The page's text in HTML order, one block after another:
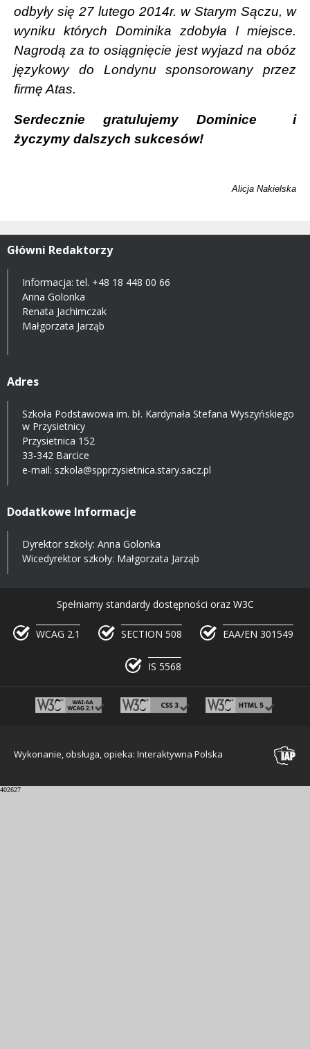
odbyły się 27 lutego 2014r. w Starym Sączu, w
wyniku których Dominika zdobyła I miejsce.
Nagrodą za to osiągnięcie jest wyjazd na obóz
językowy do Londynu sponsorowany przez
firmę Atas.
Serdecznie gratulujemy Dominice
i
życzymy dalszych sukcesów!
Alicja Nakielska
Główni Redaktorzy
Informacja: tel. +48 18 448 00 66
Anna Golonka
Renata Jachimczak
Małgorzata Jarząb
Adres
Szkoła Podstawowa im. bł. Kardynała Stefana Wyszyńskiego
w Przysietnicy
Przysietnica 152
33-342 Barcice
e-mail: szkola@spprzysietnica.stary.sacz.pl
Dodatkowe Informacje
Dyrektor szkoły: Anna Golonka
Wicedyrektor szkoły: Małgorzata Jarząb
Spełniamy standardy dostępności oraz W3C
WCAG 2.1 SECTION 508 EAA/EN 301549
IS 5568
Wykonanie, obsługa, opieka: Interaktywna Polska
402627